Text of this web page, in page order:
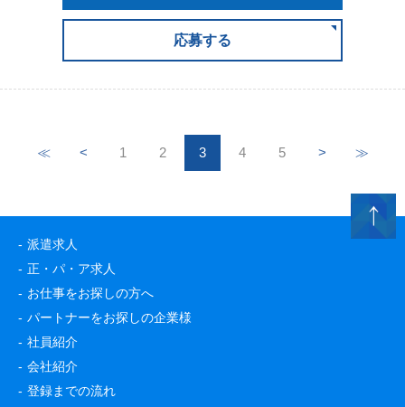
応募する
≪ < 1 2 3 4 5 > ≫
派遣求人
正・パ・ア求人
お仕事をお探しの方へ
パートナーをお探しの企業様
社員紹介
会社紹介
登録までの流れ